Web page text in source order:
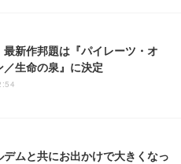
最新作邦題は『パイレーツ・オ
／生命の泉』に決定
デムと共にお出かけで大きくなっ